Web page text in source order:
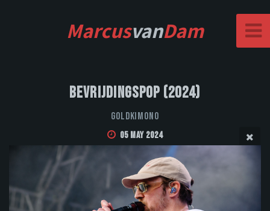
MarcusvanDam
Bevrijdingspop (2024)
Goldkimono
05 May 2024